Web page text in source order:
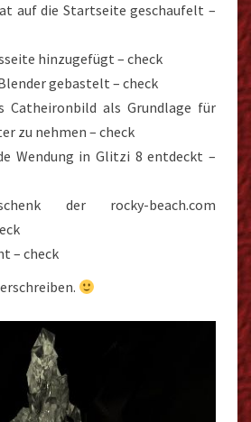
auf die Startseite geschaufelt –
hinzugefügt – check
gebastelt – check
Catheironbild als Grundlage für
zu nehmen – check
Wendung in Glitzi 8 entdeckt –
der rocky-beach.com
– check